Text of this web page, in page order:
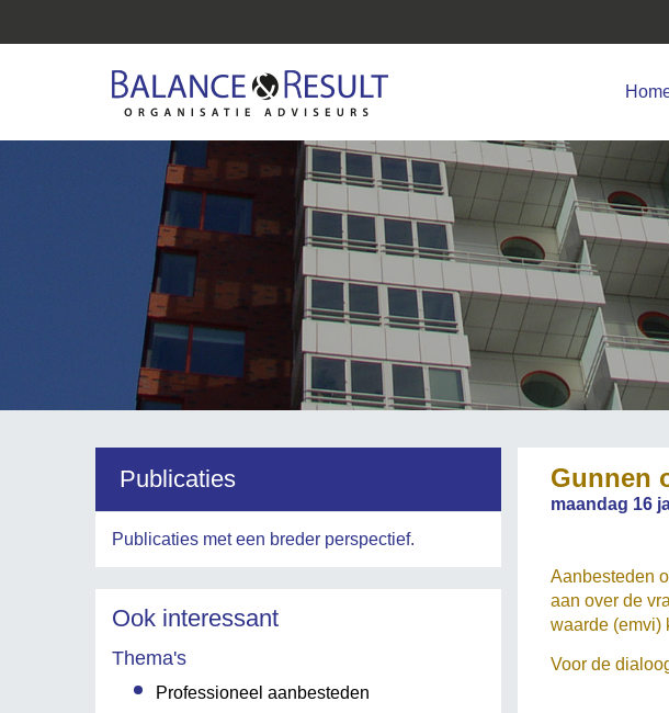
Gunnen
maandag 16
Aanbesteden
aan over de
waarde (emvi)
Voor de
Publicaties
Publicaties met een breder perspectief.
Ook interessant
Thema's
Professioneel aanbesteden